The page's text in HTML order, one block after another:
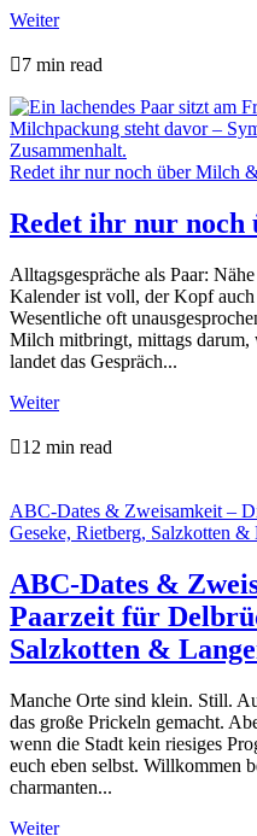
Weiter
7 min read
Redet ihr nur noch über Milch
Redet ihr nur
Alltagsgespräche als Paar:
Kalender ist voll, der Kopf
Wesentliche oft
Milch mitbringt, mittags darum,
landet das Gespräch...
Weiter
12 min read
ABC-Dates & Zweisamkeit –
Geseke, Rietberg, Salzkotten &
ABC-Dates &
Paarzeit für
Salzkotten &
Manche Orte sind klein. Still.
das große Prickeln gemacht.
wenn die Stadt kein riesiges
euch eben selbst. Willkommen
charmanten...
Weiter